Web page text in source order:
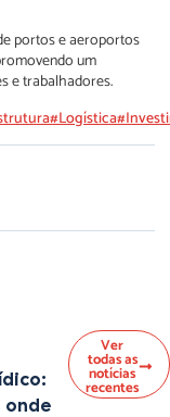
portos e aeroportos
um
e trabalhadores.
#Logística
Ver
todas as
notícias
recentes